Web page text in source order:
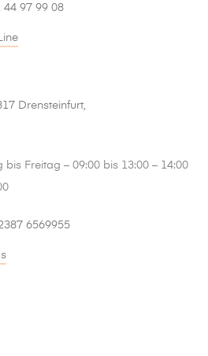
44 97 99 08
Drensteinfurt,
bis Freitag – 09:00 bis 13:00 – 14:00
6569955